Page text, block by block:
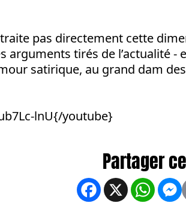
traite pas directement cette
arguments tirés de l’actualité -
satirique, au grand dam
lnU{/youtube}
Facebook
X